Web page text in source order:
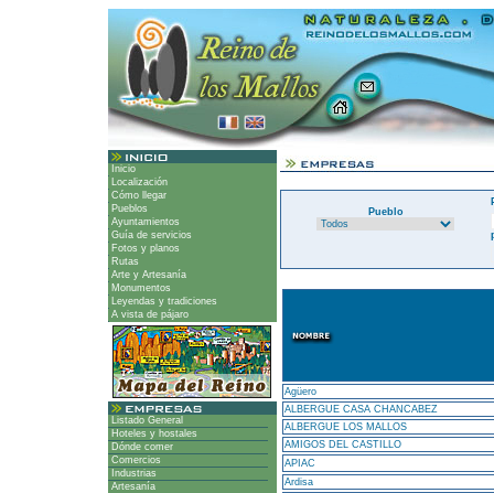
Inicio
Localización
Cómo llegar
Pueblos
Ayuntamientos
Guía de servicios
Fotos y planos
Rutas
Arte y Artesanía
Monumentos
Leyendas y tradiciones
A vista de pájaro
Listado General
Hoteles y hostales
Dónde comer
Comercios
Industrias
Artesanía
Pueblo
Agüero
ALBERGUE CASA CHANCABEZ
ALBERGUE LOS MALLOS
AMIGOS DEL CASTILLO
APIAC
Ardisa